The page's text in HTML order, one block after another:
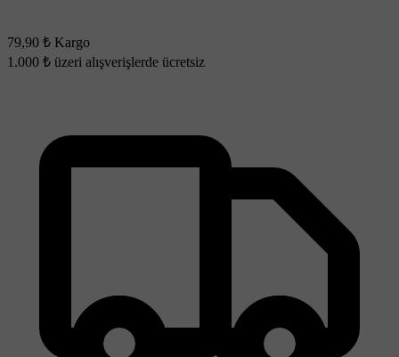
79,90 ₺ Kargo
1.000 ₺ üzeri alışverişlerde ücretsiz